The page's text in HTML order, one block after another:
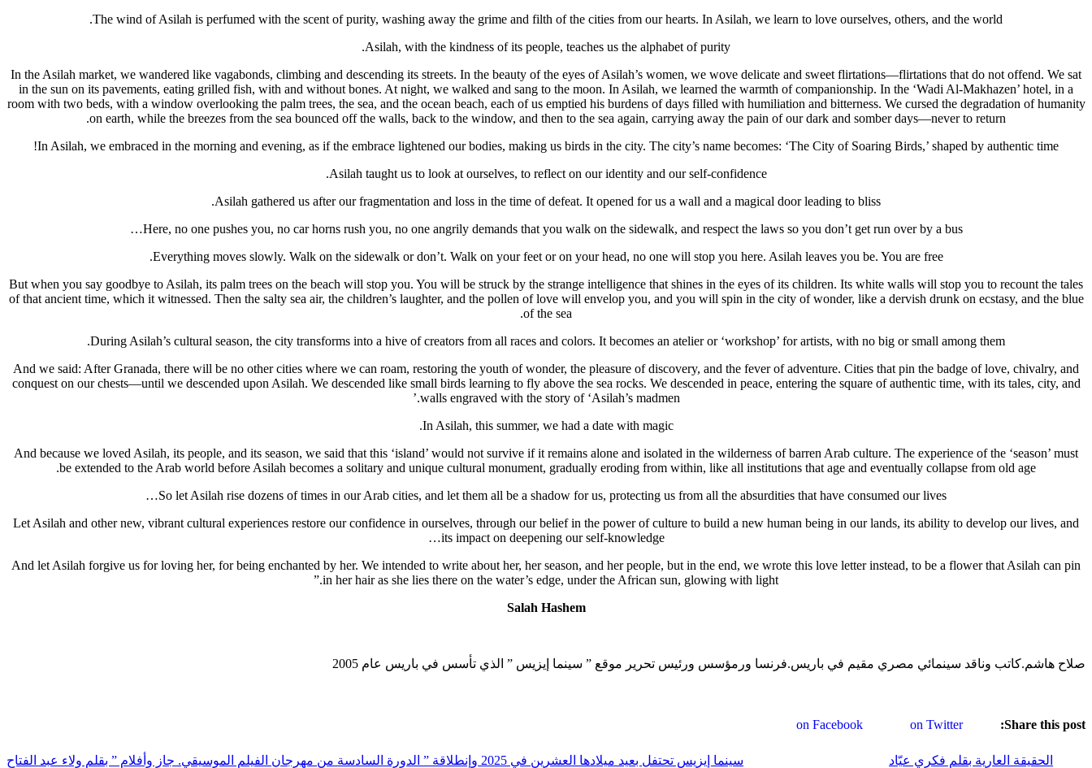
The wind of Asilah is perfumed with the scent of purity, washing away the grime and filth of the cities from our hearts. In Asilah, we learn to love ourselves, others, and the world.
Asilah, with the kindness of its people, teaches us the alphabet of purity.
In the Asilah market, we wandered like vagabonds, climbing and descending its streets. In the beauty of the eyes of Asilah’s women, we wove delicate and sweet flirtations—flirtations that do not offend. We sat
in the sun on its pavements, eating grilled fish, with and without bones. At night, we walked and sang to the moon. In Asilah, we learned the warmth of companionship. In the ‘Wadi Al-Makhazen’ hotel, in a
room with two beds, with a window overlooking the palm trees, the sea, and the ocean beach, each of us emptied his burdens of days filled with humiliation and bitterness. We cursed the degradation of humanity
on earth, while the breezes from the sea bounced off the walls, back to the window, and then to the sea again, carrying away the pain of our dark and somber days—never to return.
In Asilah, we embraced in the morning and evening, as if the embrace lightened our bodies, making us birds in the city. The city’s name becomes: ‘The City of Soaring Birds,’ shaped by authentic time!
Asilah taught us to look at ourselves, to reflect on our identity and our self-confidence.
Asilah gathered us after our fragmentation and loss in the time of defeat. It opened for us a wall and a magical door leading to bliss.
Here, no one pushes you, no car horns rush you, no one angrily demands that you walk on the sidewalk, and respect the laws so you don’t get run over by a bus…
Everything moves slowly. Walk on the sidewalk or don’t. Walk on your feet or on your head, no one will stop you here. Asilah leaves you be. You are free.
But when you say goodbye to Asilah, its palm trees on the beach will stop you. You will be struck by the strange intelligence that shines in the eyes of its children. Its white walls will stop you to recount the tales
of that ancient time, which it witnessed. Then the salty sea air, the children’s laughter, and the pollen of love will envelop you, and you will spin in the city of wonder, like a dervish drunk on ecstasy, and the blue
of the sea.
During Asilah’s cultural season, the city transforms into a hive of creators from all races and colors. It becomes an atelier or ‘workshop’ for artists, with no big or small among them.
And we said: After Granada, there will be no other cities where we can roam, restoring the youth of wonder, the pleasure of discovery, and the fever of adventure. Cities that pin the badge of love, chivalry, and
conquest on our chests—until we descended upon Asilah. We descended like small birds learning to fly above the sea rocks. We descended in peace, entering the square of authentic time, with its tales, city, and
walls engraved with the story of ‘Asilah’s madmen.’
In Asilah, this summer, we had a date with magic.
And because we loved Asilah, its people, and its season, we said that this ‘island’ would not survive if it remains alone and isolated in the wilderness of barren Arab culture. The experience of the ‘season’ must
be extended to the Arab world before Asilah becomes a solitary and unique cultural monument, gradually eroding from within, like all institutions that age and eventually collapse from old age.
So let Asilah rise dozens of times in our Arab cities, and let them all be a shadow for us, protecting us from all the absurdities that have consumed our lives…
Let Asilah and other new, vibrant cultural experiences restore our confidence in ourselves, through our belief in the power of culture to build a new human being in our lands, its ability to develop our lives, and
its impact on deepening our self-knowledge…
And let Asilah forgive us for loving her, for being enchanted by her. We intended to write about her, her season, and her people, but in the end, we wrote this love letter instead, to be a flower that Asilah can pin
in her hair as she lies there on the water’s edge, under the African sun, glowing with light.”
Salah Hashem
صلاح هاشم.كاتب وناقد سينمائي مصري مقيم في باريس.فرنسا ورمؤسس ورئيس تحرير موقع ” سينما إيزيس ” الذي تأسس في باريس عام 2005
Share this post:
on Twitter
on Facebook
الحقيقة العارية بقلم فكري عيّاد سينما إيزيس تحتفل بعيد ميلادها العشرين في 2025 وإنطلاقة ” الدورة السادسة من مهرجان الفيلم الموسيقي. جاز وأفلام ” بقلم ولاء عبد الفتاح